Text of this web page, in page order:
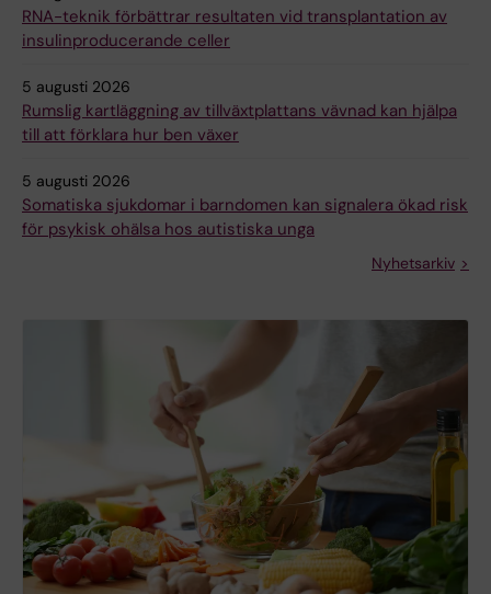
RNA-teknik förbättrar resultaten vid transplantation av
insulinproducerande celler
5 augusti 2026
Rumslig kartläggning av tillväxtplattans vävnad kan hjälpa
till att förklara hur ben växer
5 augusti 2026
Somatiska sjukdomar i barndomen kan signalera ökad risk
för psykisk ohälsa hos autistiska unga
Nyhetsarkiv